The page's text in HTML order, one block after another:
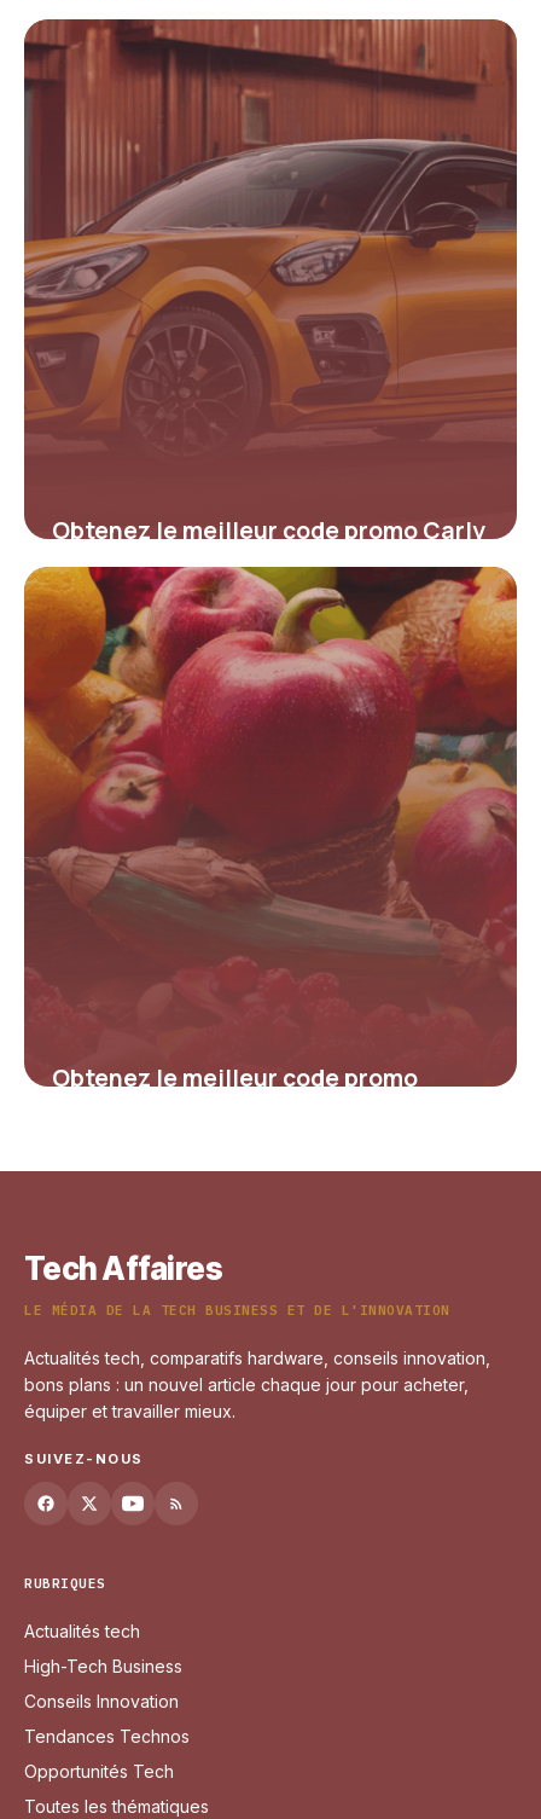
Offres Immanquables pour des
Sneakers Uniques
Obtenez le meilleur code promo Carly
pour réduire le coût de votre
diagnostic automobile
4 juillet 2025
Obtenez le meilleur code promo
Tech Affaires
LE MÉDIA DE LA TECH BUSINESS ET DE L'INNOVATION
Actualités tech, comparatifs hardware, conseils innovation,
bons plans : un nouvel article chaque jour pour acheter,
équiper et travailler mieux.
SUIVEZ-NOUS
RUBRIQUES
Actualités tech
High-Tech Business
Conseils Innovation
Tendances Technos
Opportunités Tech
Toutes les thématiques